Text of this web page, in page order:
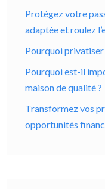
Protégez votre
adaptée et roulez
Pourquoi privatiser
Pourquoi est-il
maison de qualité ?
Transformez vos
opportunités